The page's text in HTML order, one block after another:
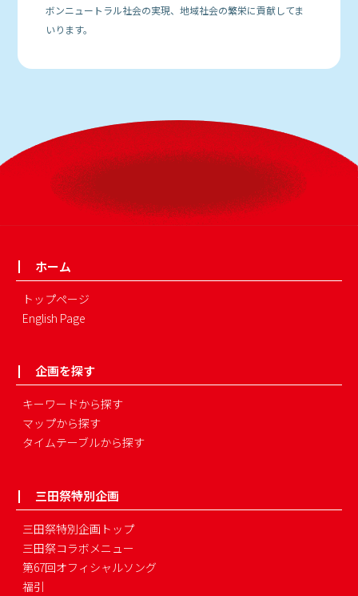
ボンニュートラル社会の実現、地域社会の繁栄に貢献してま
いります。
ホーム
トップページ
English Page
企画を探す
キーワードから探す
マップから探す
タイムテーブルから探す
三田祭特別企画
三田祭特別企画トップ
三田祭コラボメニュー
第67回オフィシャルソング
福引